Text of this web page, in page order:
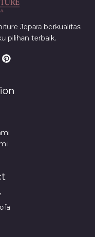
Jepara berkualitas
pilihan terbaik.